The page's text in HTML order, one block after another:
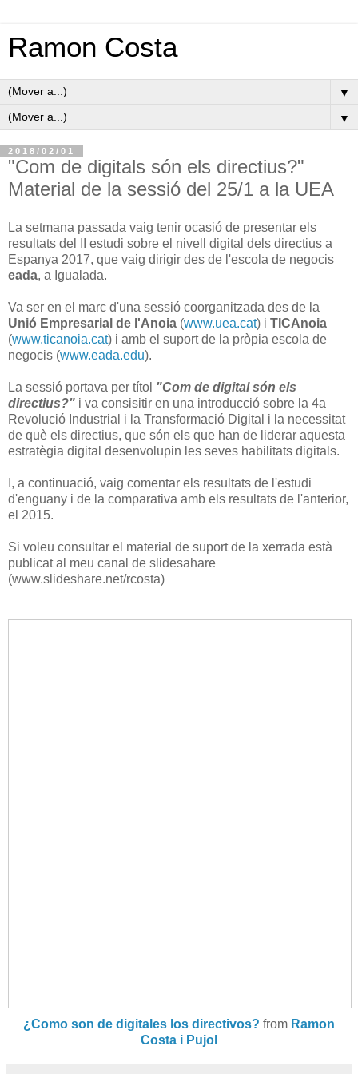
Ramon Costa
▼
▼
2018/02/01
"Com de digitals són els directius?"
Material de la sessió del 25/1 a la UEA
La setmana passada vaig tenir ocasió de presentar els
resultats del II estudi sobre el nivell digital dels directius a
Espanya 2017, que vaig dirigir des de l'escola de negocis
eada, a Igualada.
Va ser en el marc d'una sessió coorganitzada des de la
Unió Empresarial de l'Anoia (www.uea.cat) i TICAnoia
(www.ticanoia.cat) i amb el suport de la pròpia escola de
negocis (www.eada.edu).
La sessió portava per títol "Com de digital són els
directius?" i va consisitir en una introducció sobre la 4a
Revolució Industrial i la Transformació Digital i la necessitat
de què els directius, que són els que han de liderar aquesta
estratègia digital desenvolupin les seves habilitats digitals.
I, a continuació, vaig comentar els resultats de l'estudi
d'enguany i de la comparativa amb els resultats de l'anterior,
el 2015.
Si voleu consultar el material de suport de la xerrada està
publicat al meu canal de slidesahare
(www.slideshare.net/rcosta)
¿Como son de digitales los directivos? from Ramon
Costa i Pujol